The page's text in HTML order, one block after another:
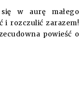
w aurę małego
i rozczulić zarazem!
powieść o